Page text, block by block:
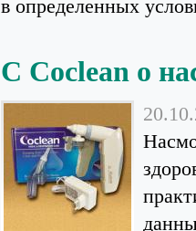
в определенных
С Coclean о